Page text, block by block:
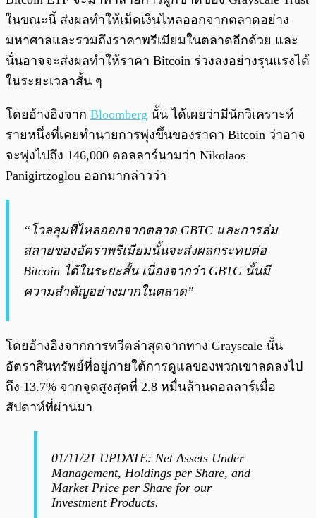
ในขณะนี้ ส่งผลทำให้เม็ดเงินไหลออกจากตลาดอย่าง
มหาศาลและรวมถึงราคาพรีเมียมในตลาดอีกด้วย และ
นั่นอาจจะส่งผลทำให้ราคา Bitcoin ร่วงลงอย่างรุนแรงได้
ในระยะเวลาสั้น ๆ
โดยอ้างอิงจาก Bloomberg นั้น ได้เผยว่ามีนักวิเคราะห์
รายหนึ่งที่เคยทำนายการพุ่งขึ้นของราคา Bitcoin ว่าอาจ
จะพุ่งไปถึง 146,000 ดอลลาร์นามว่า Nikolaos
Panigirtzoglou ออกมากล่าวว่า
“โวลลุมที่ไหลออกจากตลาด GBTC และการล่ม
สลายของอัตราพรีเมียมนั้นจะส่งผลกระทบต่อ
Bitcoin ได้ในระยะสั้น เนื่องจากว่า GBTC นั้นมี
ความสำคัญอย่างมากในตลาด”
โดยอ้างอิงจากการทวีตล่าสุดจากทาง Grayscale นั้น
อัตราสินทรัพย์ที่อยู่ภายใต้การดูแลของพวกเขาลดลงไป
ถึง 13.7% จากจุดสูงสุดที่ 2.8 หมื่นล้านดอลลาร์เมื่อ
สัปดาห์ที่ผ่านมา
01/11/21 UPDATE: Net Assets Under
Management, Holdings per Share, and
Market Price per Share for our
Investment Products.